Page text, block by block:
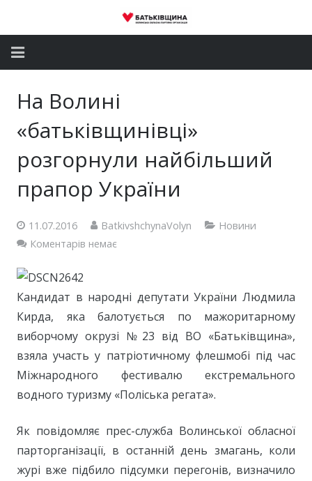
Депутатський корпус
Контакти
На Волині
«батьківщинівці»
розгорнули найбільший
прапор України
11.07.2016 BatkivshchynaVolyn
Новини
Коментарів немає
Кандидат в народні депутати України Людмила
Кирда, яка балотується по мажоритарному
виборчому окрузі №23 від ВО «Батьківщина»,
взяла участь у патріотичному флешмобі під час
Міжнародного фестивалю екстремального
водного туризму «Поліська регата».
Як повідомляє прес-служба Волинської обласної
парторганізації, в останній день змагань, коли
журі вже підбило підсумки перегонів, визначило